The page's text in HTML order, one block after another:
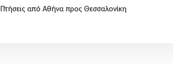
Πτήσεις από Αθήνα προς Θεσσαλονίκη